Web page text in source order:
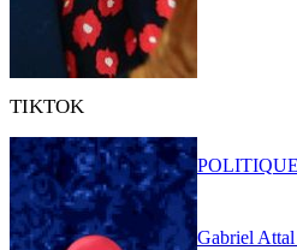
TIKTOK
Gabriel Attal
POLITIQUE